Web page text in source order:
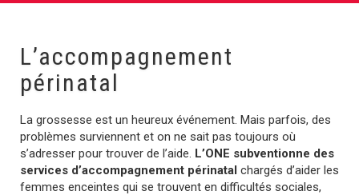
L’accompagnement
périnatal
La grossesse est un heureux événement. Mais parfois, des
problèmes surviennent et on ne sait pas toujours où
s’adresser pour trouver de l’aide. L’ONE subventionne des
services d’accompagnement périnatal chargés d’aider les
femmes enceintes qui se trouvent en difficultés sociales,